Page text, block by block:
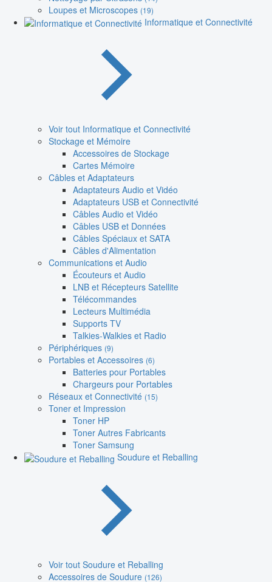
Loupes et Microscopes (19)
Informatique et Connectivité
Voir tout Informatique et Connectivité
Stockage et Mémoire
Accessoires de Stockage
Cartes Mémoire
Câbles et Adaptateurs
Adaptateurs Audio et Vidéo
Adaptateurs USB et Connectivité
Câbles Audio et Vidéo
Câbles USB et Données
Câbles Spéciaux et SATA
Câbles d'Alimentation
Communications et Audio
Écouteurs et Audio
LNB et Récepteurs Satellite
Télécommandes
Lecteurs Multimédia
Supports TV
Talkies-Walkies et Radio
Périphériques (9)
Portables et Accessoires (6)
Batteries pour Portables
Chargeurs pour Portables
Réseaux et Connectivité (15)
Toner et Impression
Toner HP
Toner Autres Fabricants
Toner Samsung
Soudure et Reballing
Voir tout Soudure et Reballing
Accessoires de Soudure (126)